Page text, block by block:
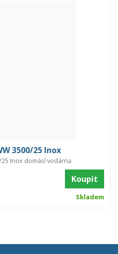
3500/25 Inox
Inox domácí vodárna
Koupit
Skladem